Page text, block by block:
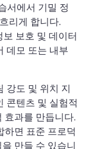
서에서 기밀 정
리게 합니다.
보 보호 및 데이터
데모 또는 내부
강도 및 위치 지
콘텐츠 및 실험적
하면 표준 프로덕
만들 수 있습니